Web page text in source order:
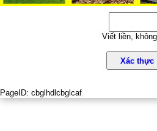
Viết liền,
Xác thực
PageID: cbglhdlcbglcaf